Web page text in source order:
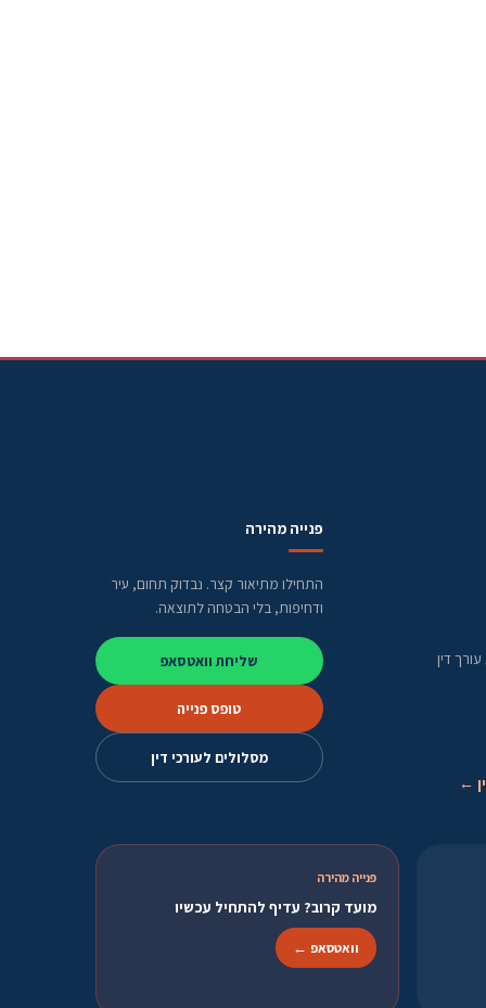
דין
←
פנייה מהירה
התחילו מתיאור קצר. נבדוק תחום, עיר
ודחיפות, בלי הבטחה לתוצאה.
שליחת וואטסאפ
טופס פנייה
מסלולים לעורכי דין
פנייה מהירה
מועד קרוב? עדיף להתחיל עכשיו
וואטסאפ ←